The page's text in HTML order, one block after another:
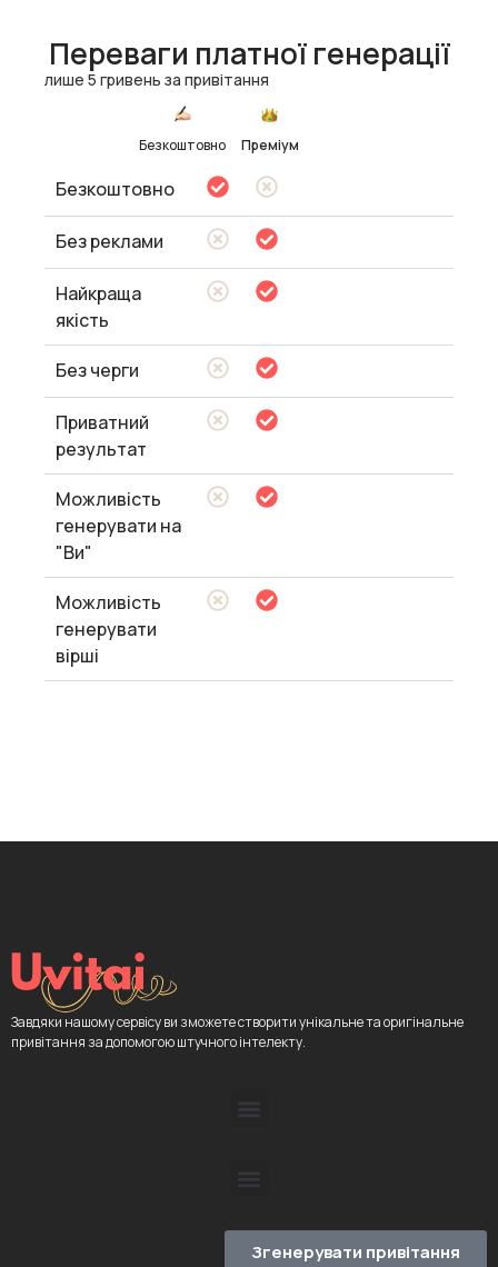
Переваги платної генерації
лише 5 гривень за привітання
Безкоштовно Преміум
Безкоштовно
Без реклами
Найкраща
якість
Без черги
Приватний
результат
Можливість
генерувати на
"Ви"
Можливість
генерувати
вірші
Завдяки нашому сервісу ви зможете створити унікальне та оригінальне
привітання за допомогою штучного інтелекту.
Згенерувати привітання